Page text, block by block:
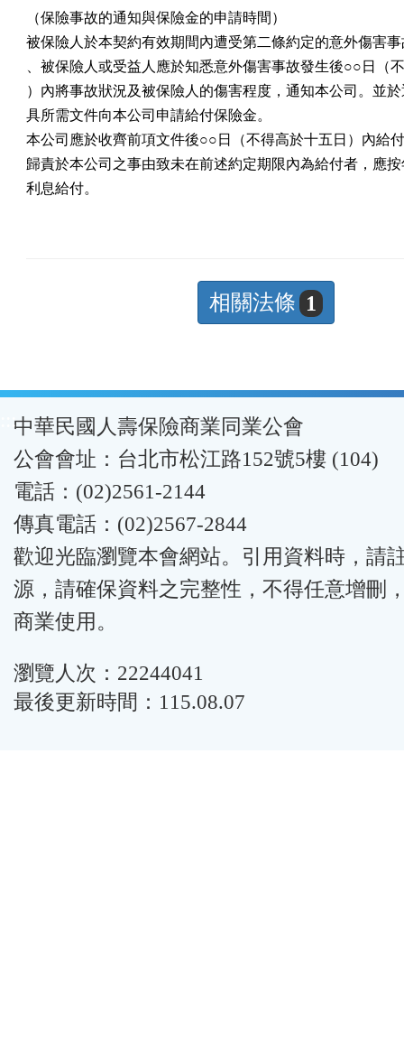
（保險事故的通知與保險金的申請時間）
被保險人於本契約有效期間內遭受第二條約定的意外傷害
、被保險人或受益人應於知悉意外傷害事故發生後○○日（
）內將事故狀況及被保險人的傷害程度，通知本公司。並
具所需文件向本公司申請給付保險金。
本公司應於收齊前項文件後○○日（不得高於十五日）內給
歸責於本公司之事由致未在前述約定期限內為給付者，應
利息給付。
相關法條 1
:::中華民國人壽保險商業同業公會
公會會址：台北市松江路152號5樓 (104)
電話：(02)2561-2144
傳真電話：(02)2567-2844
歡迎光臨瀏覽本會網站。引用資料時，請
源，請確保資料之完整性，不得任意增刪
商業使用。
瀏覽人次：22244041
最後更新時間：115.08.07